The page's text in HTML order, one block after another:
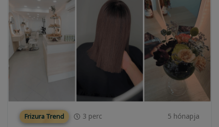
Frizura Trend 3 perc 5 hónapja